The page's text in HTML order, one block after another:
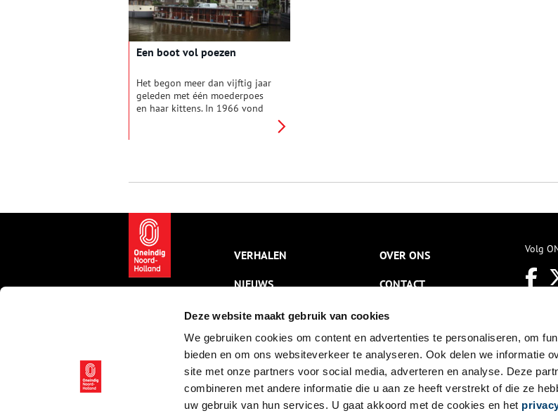
Deze website maakt gebruik van cookies
We gebruiken cookies om content en advertenties te personaliseren, om
bieden en om ons websiteverkeer te analyseren. Ook delen we informatie
site met onze partners voor social media, adverteren en analyse. Deze
combineren met andere informatie die u aan ze heeft verstrekt of die ze
uw gebruik van hun services. U gaat akkoord met de cookies en het
Een boot vol poezen
Het begon meer dan vijftig jaar
geleden met één moederpoes
en haar kittens. In 1966 vond
meer. Haar eerste
dierenasiel De Poezenboot, een
begrip in Amsterdam.
VERHALEN
NIEUWS
KALENDER
THEMA’S
ACTIVITEITEN
VIDEO’S
OVER ONS
CONTACT
NIEUWSBRIEF
DISCLAIMER
PRIVACY
TOEGANKELIJKHEID
Volg